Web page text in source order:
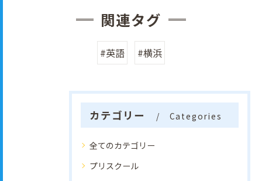
関連タグ
#英語 #横浜
カテゴリー Categories
全てのカテゴリー
プリスクール